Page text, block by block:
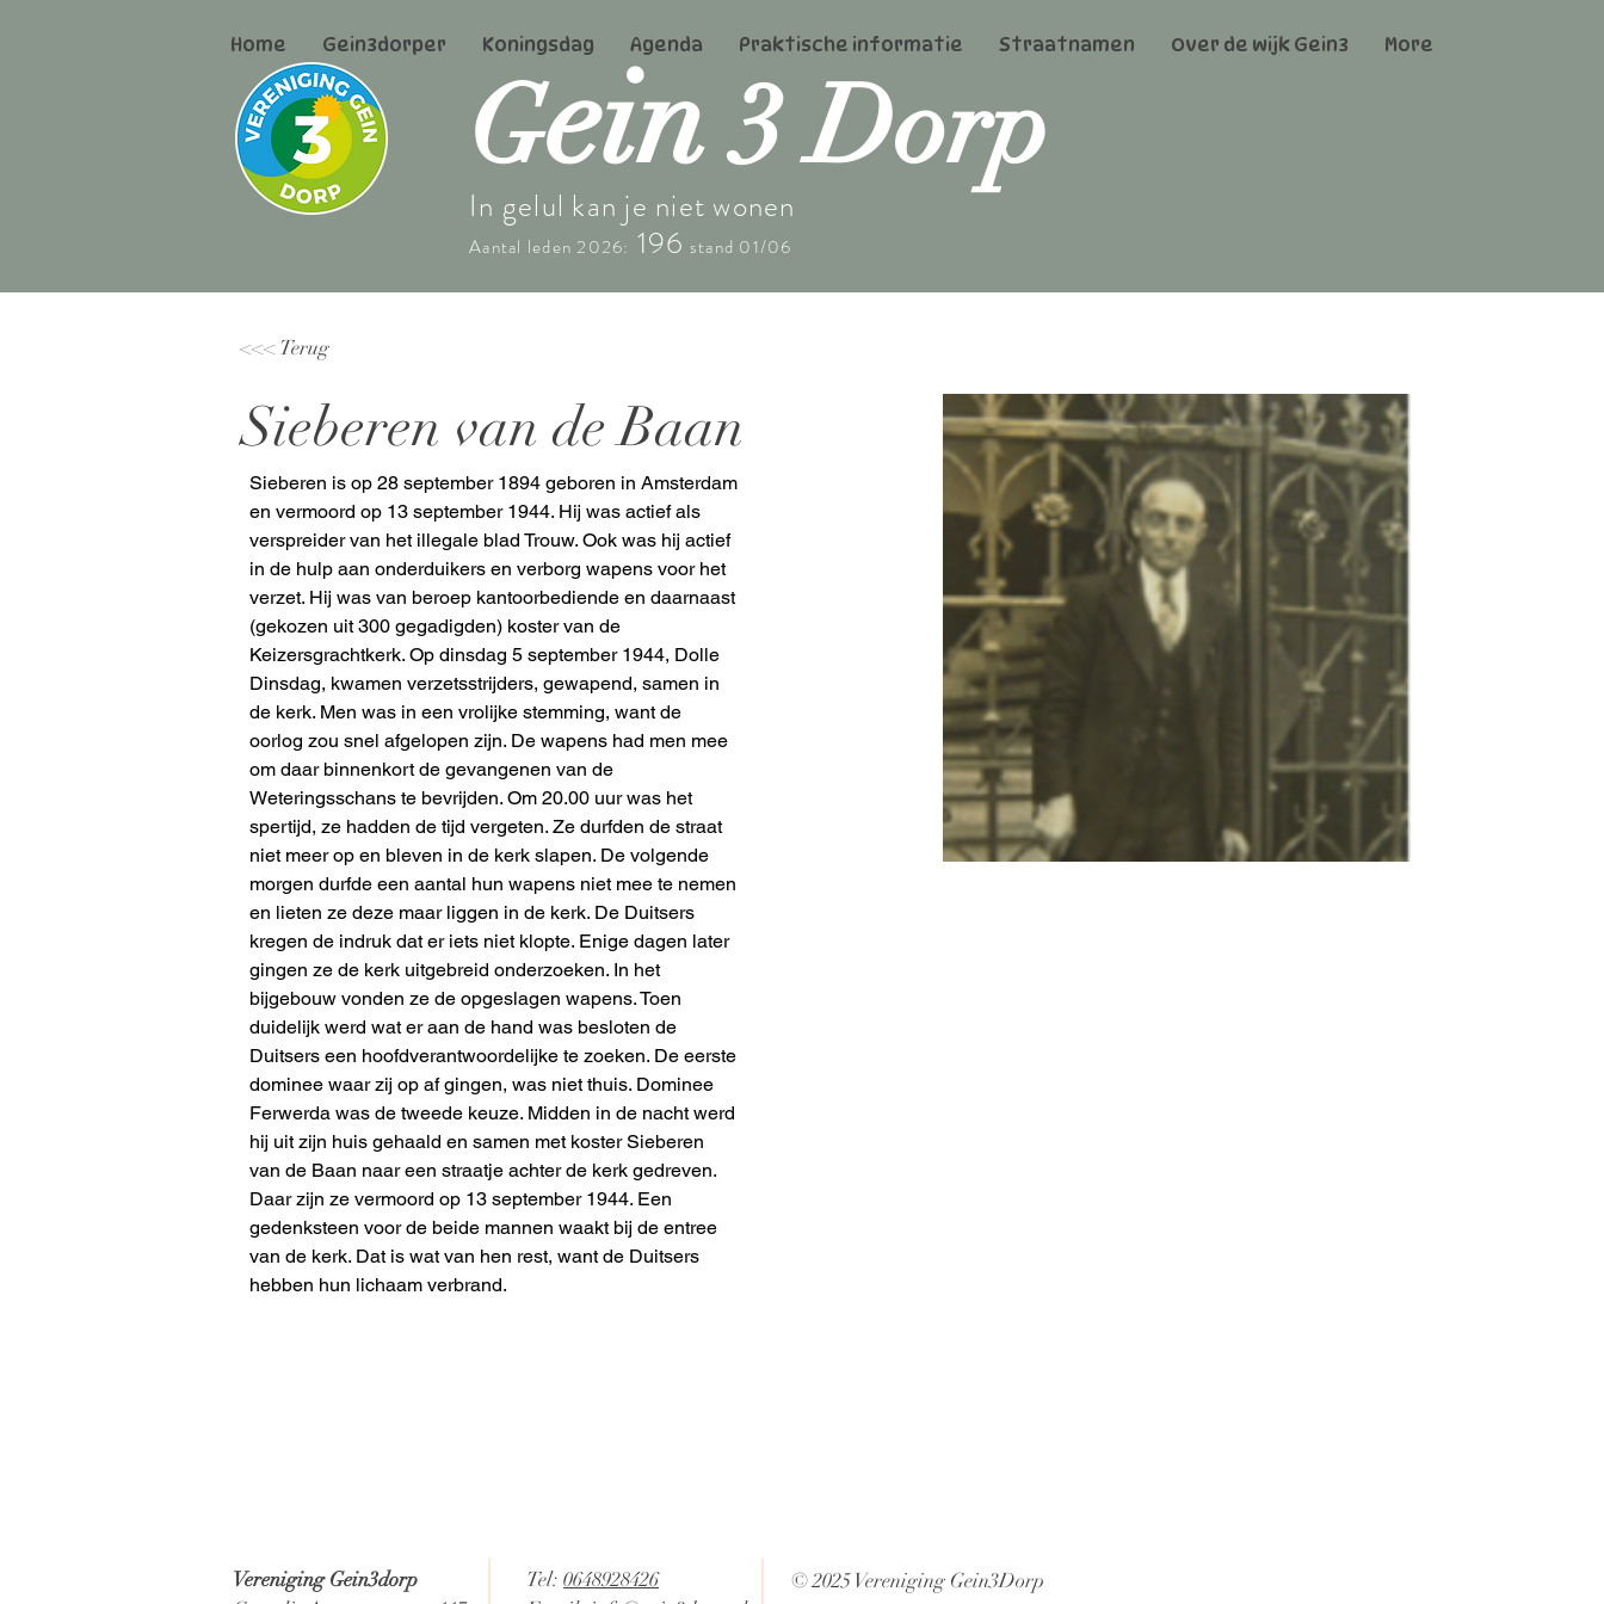
Home Gein3dorper Koningsdag Agenda Praktische informatie Straatnamen Over de wijk Gein3 More
Gein3 Dorp
In gelul kan je niet wonen
Aantal leden 2026: 196 stand 01/06
<<< Terug
Sieberen van de Baan
Sieberen is op 28 september 1894 geboren in Amsterdam
en vermoord op 13 september 1944. Hij was actief als
verspreider van het illegale blad Trouw. Ook was hij actief
in de hulp aan onderduikers en verborg wapens voor het
verzet. Hij was van beroep kantoorbediende en daarnaast
(gekozen uit 300 gegadigden) koster van de
Keizersgrachtkerk. Op dinsdag 5 september 1944, Dolle
Dinsdag, kwamen verzetsstrijders, gewapend, samen in
de kerk. Men was in een vrolijke stemming, want de
oorlog zou snel afgelopen zijn. De wapens had men mee
om daar binnenkort de gevangenen van de
Weteringsschans te bevrijden. Om 20.00 uur was het
spertijd, ze hadden de tijd vergeten. Ze durfden de straat
niet meer op en bleven in de kerk slapen. De volgende
morgen durfde een aantal hun wapens niet mee te nemen
en lieten ze deze maar liggen in de kerk. De Duitsers
kregen de indruk dat er iets niet klopte. Enige dagen later
gingen ze de kerk uitgebreid onderzoeken. In het
bijgebouw vonden ze de opgeslagen wapens. Toen
duidelijk werd wat er aan de hand was besloten de
Duitsers een hoofdverantwoordelijke te zoeken. De eerste
dominee waar zij op af gingen, was niet thuis. Dominee
Ferwerda was de tweede keuze. Midden in de nacht werd
hij uit zijn huis gehaald en samen met koster Sieberen
van de Baan naar een straatje achter de kerk gedreven.
Daar zijn ze vermoord op 13 september 1944. Een
gedenksteen voor de beide mannen waakt bij de entree
van de kerk. Dat is wat van hen rest, want de Duitsers
hebben hun lichaam verbrand.
Vereniging Gein3dorp
Tel: 0648928426
© 2025 Vereniging Gein3Dorp